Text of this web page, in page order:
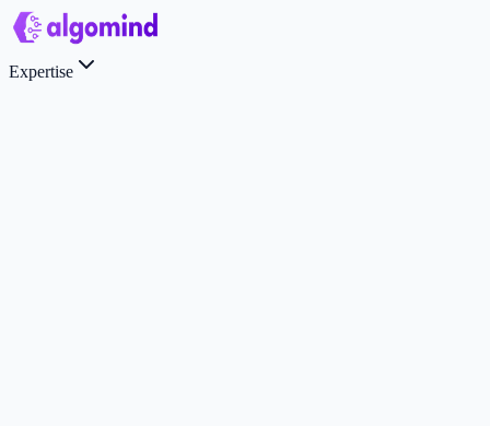
Expertise